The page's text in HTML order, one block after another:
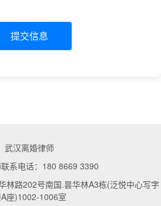
提交信息
武汉离婚律师
系电话：180 8669 3390
林路202号南国.昙华林A3栋(泛悦中心写字
座)1002-1006室